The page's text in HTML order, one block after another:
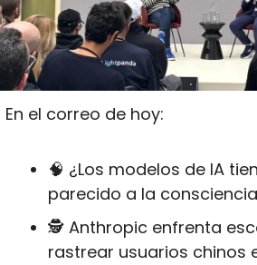
En el correo de hoy:
🧠 ¿Los modelos de IA
parecido a la
🕵️ Anthropic enfrenta
rastrear usuarios chinos